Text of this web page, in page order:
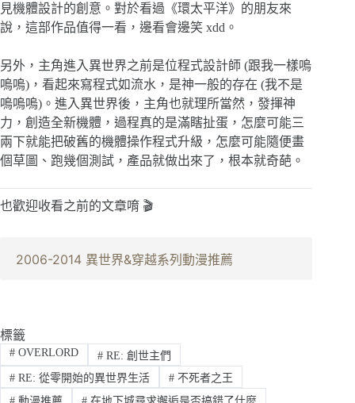
見機體設計的創意。對於看過《環太平洋》的朋友來
說，這部作品值得一看，邊看會邊笑 xdd。
另外，主角進入異世界之前是位程式設計師 (跟我一樣嗚
嗚嗚)，看起來寫程式如流水，是神一般的存在 (我不是
嗚嗚嗚)。進入異世界後，主角也就理所當然，發揮神
力，創造全新機體，過程真的是滿瞎扯蛋，怎麼可能三
兩下就能把破舊的機體操作程式升級，怎麼可能隨便畫
個草圖、跑幾個測試，產品就做出來了，根本就奇葩。
也歡迎收看之前的文章唷 🎬
2006-2014 異世界&穿越系列動漫推薦
標籤
#OVERLORD #RE: 創世主們
#RE: 從零開始的異世界生活 #不死者之王
#動漫推薦 #在地下城尋求邂逅是否搞錯了什麼